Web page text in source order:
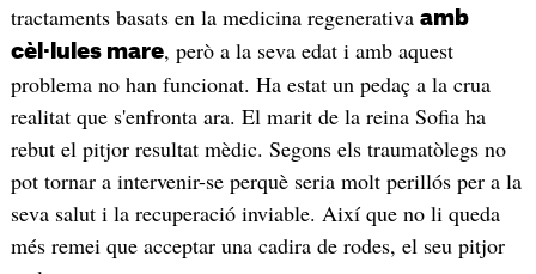
tractaments basats en la medicina regenerativa amb
cèl·lules mare, però a la seva edat i amb aquest
problema no han funcionat. Ha estat un pedaç a la crua
realitat que s'enfronta ara. El marit de la reina Sofia ha
rebut el pitjor resultat mèdic. Segons els traumatòlegs no
pot tornar a intervenir-se perquè seria molt perillós per a la
seva salut i la recuperació inviable. Així que no li queda
més remei que acceptar una cadira de rodes, el seu pitjor